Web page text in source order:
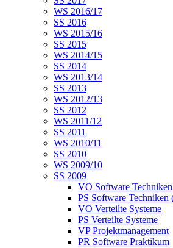
WS 2016/17
SS 2016
WS 2015/16
SS 2015
WS 2014/15
SS 2014
WS 2013/14
SS 2013
WS 2012/13
SS 2012
WS 2011/12
SS 2011
WS 2010/11
SS 2010
WS 2009/10
SS 2009
VO Software Techniken
PS Software Techniken
VO Verteilte Systeme
PS Verteilte Systeme
VP Projektmanagement
PR Software Praktikum